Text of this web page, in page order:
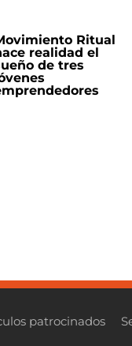
Ritual
realidad el
de tres
patrocinados